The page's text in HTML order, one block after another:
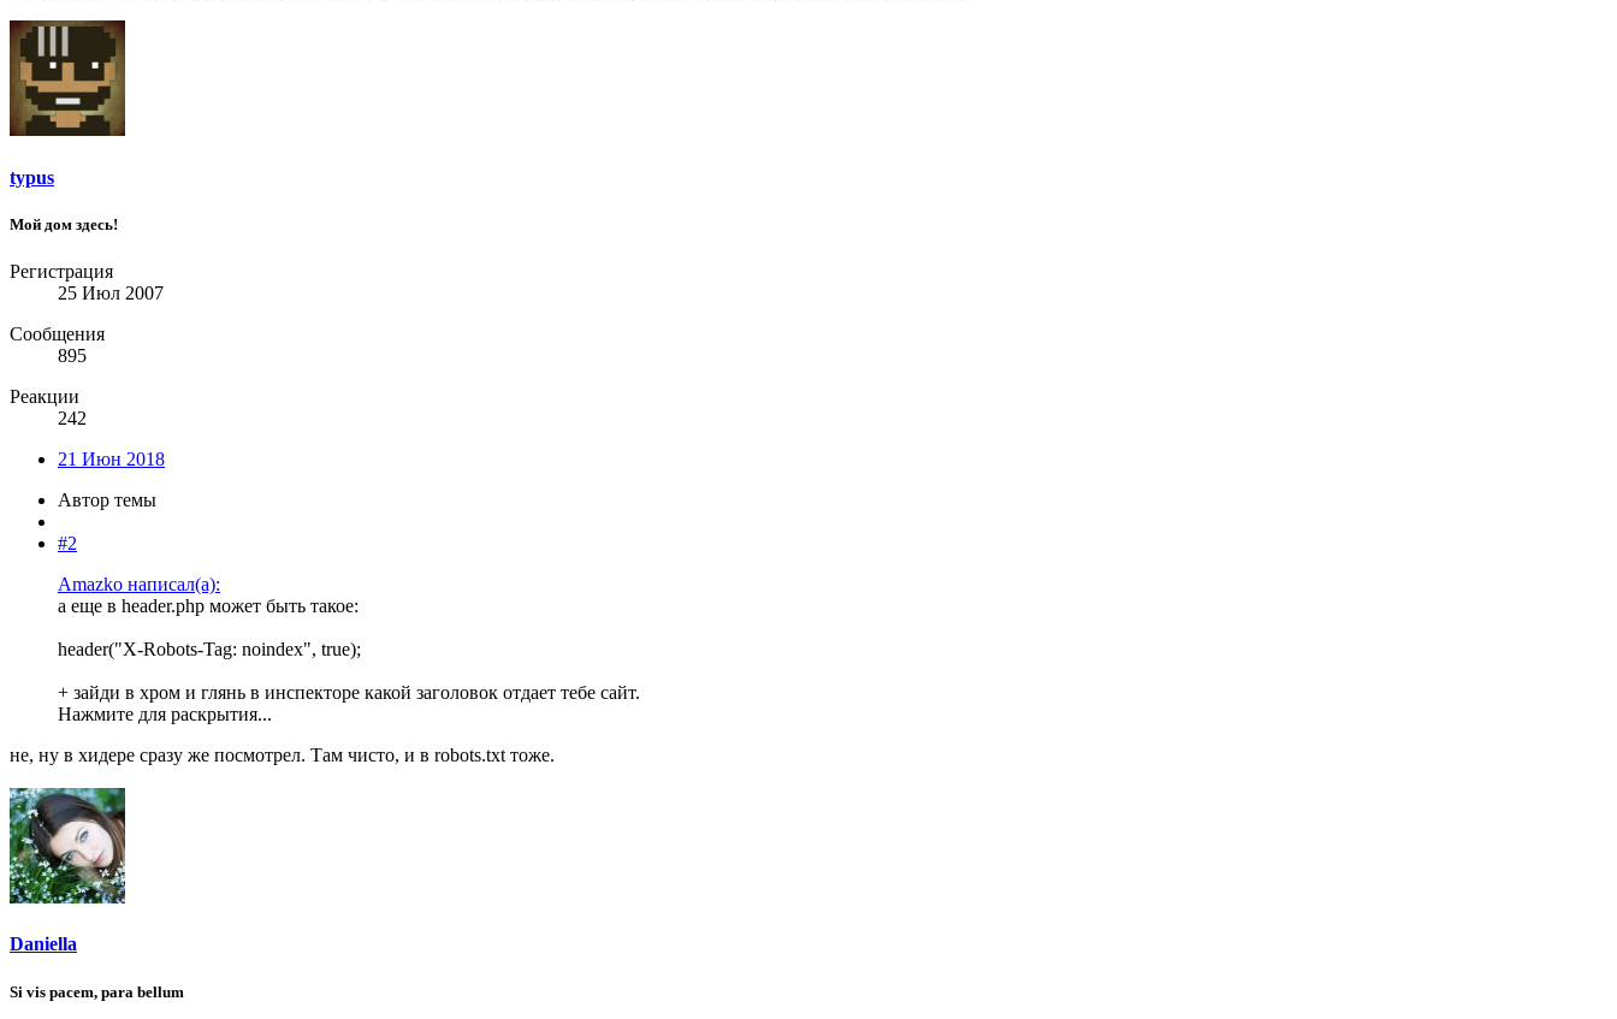
typus
Мой дом здесь!
Регистрация
25 Июл 2007
Сообщения
895
Реакции
242
21 Июн 2018
Автор темы
#2
Amazko написал(а):
а еще в header.php может быть такое:
header("X-Robots-Tag: noindex", true);
+ зайди в хром и глянь в инспекторе какой заголовок отдает тебе сайт.
Нажмите для раскрытия...
не, ну в хидере сразу же посмотрел. Там чисто, и в robots.txt тоже.
Daniella
Si vis pacem, para bellum